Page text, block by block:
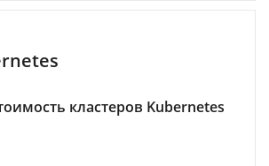
кластеров Kubernetes